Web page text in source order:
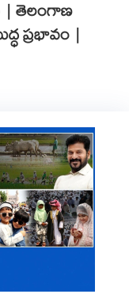
| తెలంగాణ
ప్రభావం |